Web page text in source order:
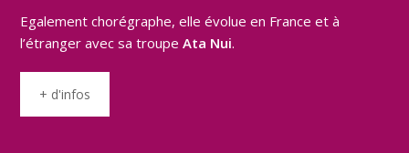
Egalement chorégraphe, elle évolue en France et à
l’étranger avec sa troupeAta Nui.
+ d'infos